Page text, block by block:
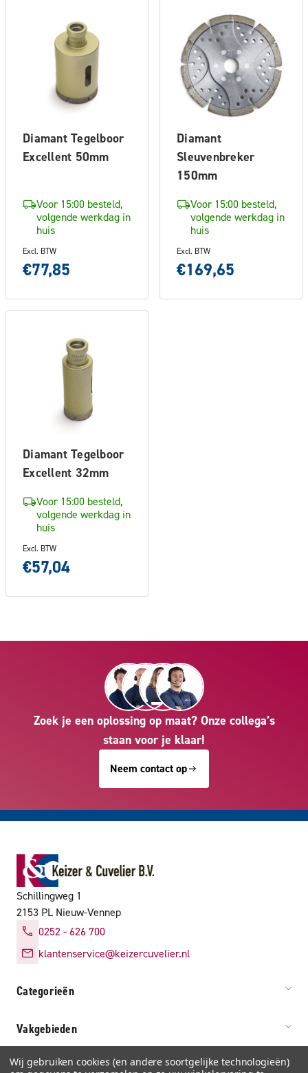
Diamant Tegelboor
Excellent 50mm
Voor 15:00 besteld,
volgende werkdag in
huis
Excl. BTW
€77,85
Diamant
Sleuvenbreker
150mm
Voor 15:00 besteld,
volgende werkdag in
huis
Excl. BTW
€169,65
Diamant Tegelboor
Excellent 32mm
Voor 15:00 besteld,
volgende werkdag in
huis
Excl. BTW
€57,04
Zoek je een oplossing op maat? Onze collega’s
staan voor je klaar!
Neem contact op
Schillingweg 1
2153 PL Nieuw-Vennep
0252 - 626 700
klantenservice@keizercuvelier.nl
Categorieën
Vakgebieden
Service & info
Wij gebruiken cookies (en andere soortgelijke technologieën)